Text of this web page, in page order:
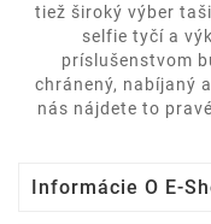
tiež široký výber
selfie tyčí a
príslušenstvom
chránený, nabíjaný
nás nájdete to
Informácie O E-